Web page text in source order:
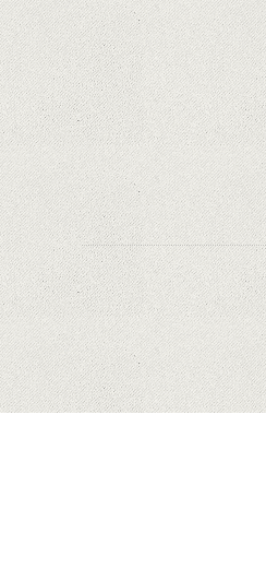
iPhone și Mac, puse în
Rețelele sociale au
dolari din cauza noilor
urmărirea utilizatorilor